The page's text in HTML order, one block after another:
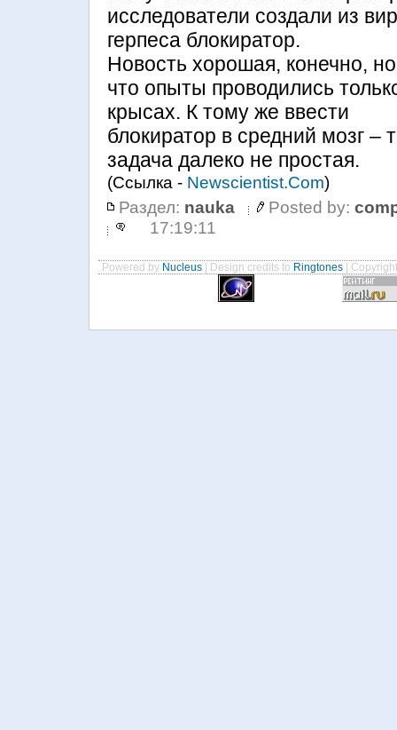
исследователи создали из
герпеса блокиратор.
Новость хорошая, конечно,
что опыты проводились
крысах. К тому же ввести
блокиратор в средний мозг –
задача далеко не простая.
(Ссылка - Newscientist.Сom)
Раздел: nauka Posted by:
17:19:11
Powered by Nucleus | Design credits to Ringtones |